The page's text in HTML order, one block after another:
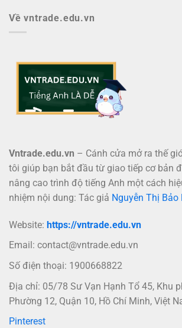
Về vntrade.edu.vn
Vntrade.edu.vn – Cánh cửa mở ra thế
tôi giúp bạn bắt đầu từ giao tiếp cơ bản
nâng cao trình độ tiếng Anh một cách
nhiệm nội dung: Tác giả Nguyễn Thị Bảo
Website: https://vntrade.edu.vn
Email: contact@vntrade.edu.vn
Số điện thoại: 1900668822
Địa chỉ: 05/78 Sư Vạn Hạnh Tổ 45, Khu
Phường 12, Quận 10, Hồ Chí Minh, Việt
Pinterest